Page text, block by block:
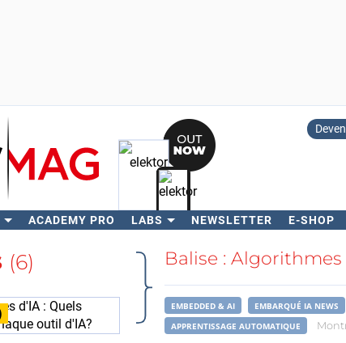
ACADEMY PRO LABS NEWSLETTER E-SHOP
Rechercher
(6) Balise : Algorithmes
EMBEDDED & AI
EMBARQUÉ IA NEWS
APPRENTISSAGE AUTOMATIQUE